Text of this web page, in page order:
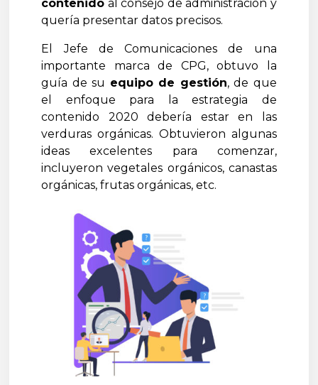
contenido al consejo de administración y
quería presentar datos precisos.
El Jefe de Comunicaciones de una
importante marca de CPG, obtuvo la
guía de su equipo de gestión, de que
el enfoque para la estrategia de
contenido 2020 debería estar en las
verduras orgánicas. Obtuvieron algunas
ideas excelentes para comenzar,
incluyeron vegetales orgánicos, canastas
orgánicas, frutas orgánicas, etc.